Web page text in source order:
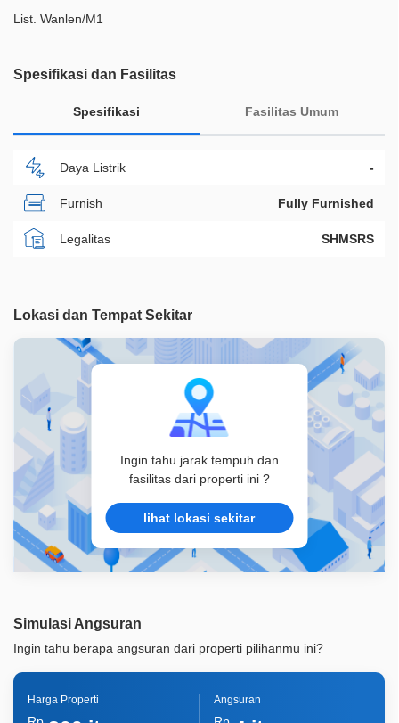
List. Wanlen/M1
Spesifikasi dan Fasilitas
Spesifikasi Fasilitas Umum
Daya Listrik -
Furnish Fully Furnished
Legalitas SHMSRS
Lokasi dan Tempat Sekitar
Ingin tahu jarak tempuh dan
fasilitas dari properti ini ?
lihat lokasi sekitar
Simulasi Angsuran
Ingin tahu berapa angsuran dari properti pilihanmu ini?
Harga Properti Angsuran